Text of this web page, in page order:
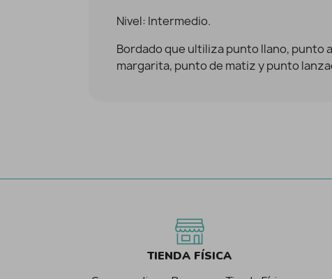
Nivel: Intermedio.
Bordado que ultiliza punto llano, punto
margarita, punto de matiz y punto
TIENDA FÍSICA